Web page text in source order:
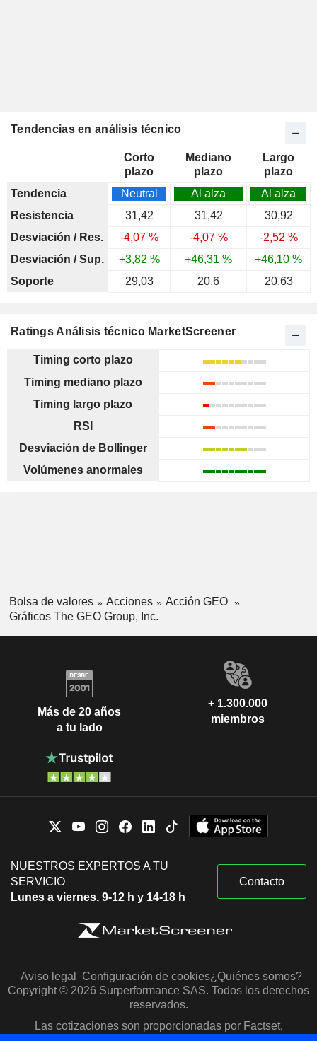
Tendencias en análisis técnico
Corto
plazo
Mediano
plazo
Largo
plazo
Tendencia
Neutral Al alza
Al alza
Resistencia
31,42 31,42
30,92
Desviación / Res.
-4,07 % -4,07 %
-2,52 %
Desviación / Sup.
+3,82 % +46,31 %
+46,10 %
Soporte
29,03 20,6 20,63
Ratings Análisis técnico MarketScreener
Timing corto plazo
Timing mediano plazo
Timing largo plazo
RSI
Desviación de Bollinger
Volúmenes anormales
Bolsa de valores Acciones
Acción GEO
Gráficos The GEO Group, Inc.
Más de 20 años
a tu lado
+ 1.300.000
miembros
NUESTROS EXPERTOS A TU
SERVICIO
Lunes a viernes, 9-12 h y 14-18 h
Contacto
Aviso legal Configuración de cookies¿Quiénes somos?
Copyright © 2026 Surperformance SAS. Todos los derechos
reservados.
Las cotizaciones son proporcionadas por Factset,